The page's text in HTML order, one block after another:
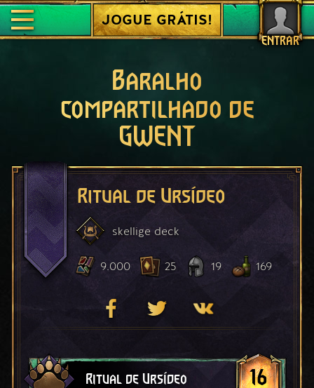
ENTRAR
JOGUE GRÁTIS!
Baralho
compartilhado de
GWENT
Ritual de Ursídeo
skellige deck
9.000 25 19 169
Ritual de Ursídeo 16